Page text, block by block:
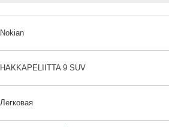
Nokian
HAKKAPELIITTA 9 SUV
Легковая